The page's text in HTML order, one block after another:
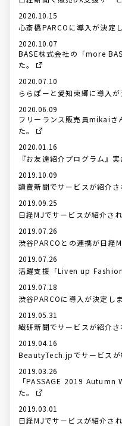
2020.10.15
心斎橋PARCOに導入が決定
2020.10.07
BASE株式会社の「more
た。
2020.07.10
ららぽーと愛知東郷に導入が
2020.06.09
フリーランス販売員mikaiさ
た。
2020.01.16
『お友達紹介プログラム』実
2019.10.09
讀賣新聞でサービスが紹介さ
2019.09.25
日経MJでサービスが紹介され
2019.07.26
渋谷PARCOとの連携が日経
2019.07.26
活躍支援「Liven up Fashion
2019.07.18
渋谷PARCOに導入が決定しま
2019.05.31
繊研新聞でサービスが紹介さ
2019.04.16
BeautyTech.jpでサービスが
2019.03.26
「PASSAGE 2019
た。
2019.03.01
日経MJでサービスが紹介され